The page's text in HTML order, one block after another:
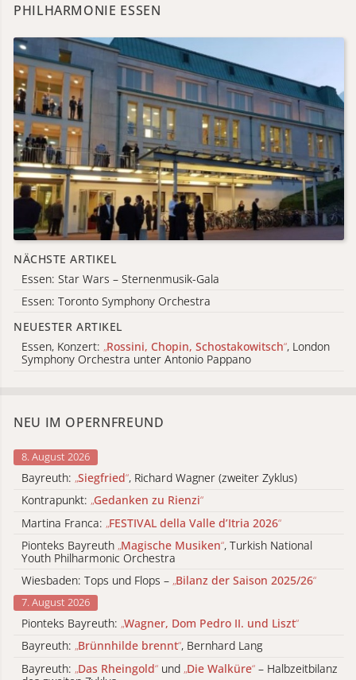
PHILHARMONIE ESSEN
NÄCHSTE ARTIKEL
Essen: Star Wars – Sternenmusik-Gala
Essen: Toronto Symphony Orchestra
NEUESTER ARTIKEL
Essen, Konzert: „Rossini, Chopin, Schostakowitsch“, London
Symphony Orchestra unter Antonio Pappano
NEU IM OPERNFREUND
8. August 2026
Bayreuth: „Siegfried“, Richard Wagner (zweiter Zyklus)
Kontrapunkt: „Gedanken zu Rienzi“
Martina Franca: „FESTIVAL della Valle d’Itria 2026“
Pionteks Bayreuth „Magische Musiken“, Turkish National
Youth Philharmonic Orchestra
Wiesbaden: Tops und Flops – „Bilanz der Saison 2025/26“
7. August 2026
Pionteks Bayreuth: „Wagner, Dom Pedro II. und Liszt“
Bayreuth: „Brünnhilde brennt“, Bernhard Lang
Bayreuth: „Das Rheingold“ und „Die Walküre“ – Halbzeitbilanz